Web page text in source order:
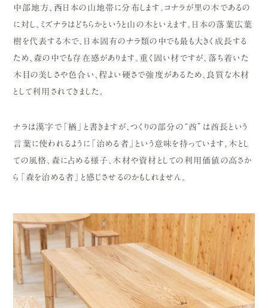
中部地方、西日本の山地帯に分布します。コナラが里の木であるの
に対し、ミズナラはどちらかというと山の木といえます。日本の落葉広葉
樹を代表する木で、日本固有のナラ類の中でも最も大きく成長する
ため、森の中でも存在感があります。重く固い材ですが、落ち着いた
木目の美しさや色合い、程よい硬さで強度があるため、良質な木材
として利用されてきました。
ナラは漢字で「楢」と書きますが、つくりの部分の“酋”は酋長という
言葉に使われるように「治める者」という意味を持っています。木とし
ての風格、森に占める様子、木材や資材としての利用価値の高さか
ら「森を治める者」と感じさせるのかもしれません。